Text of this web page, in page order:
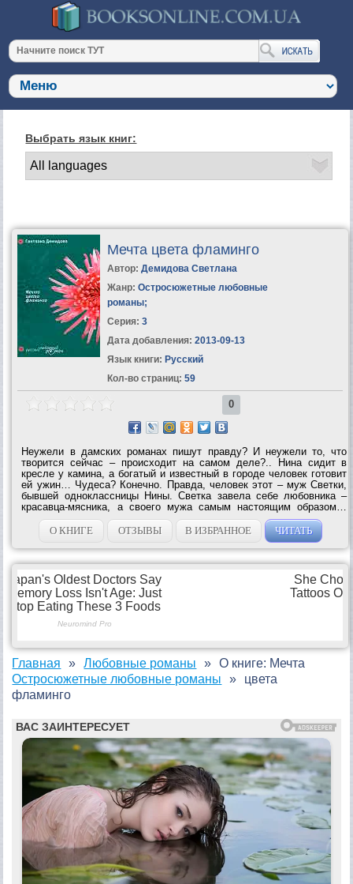
Выбрать язык книг:
Мечта цвета фламинго
Автор: Демидова Светлана
Жанр: Остросюжетные любовные
романы;
Серия: 3
Дата добавления: 2013-09-13
Язык книги: Русский
Кол-во страниц: 59
0
Неужели в дамских романах пишут правду? И неужели то, что
творится сейчас – происходит на самом деле?.. Нина сидит в
кресле у камина, а богатый и известный в городе человек готовит
ей ужин… Чудеса? Конечно. Правда, человек этот – муж Светки,
бывшей одноклассницы Нины. Светка завела себе любовника –
красавца-мясника, а своего мужа самым настоящим образом…
подарила подруге! Зачем? Наверное, захотела, чтобы и Нине
достался кусочек...
О КНИГЕ ОТЗЫВЫ В ИЗБРАННОЕ ЧИТАТЬ
Главная
Любовные романы
Остросюжетные любовные романы
О книге: Мечта
цвета
фламинго